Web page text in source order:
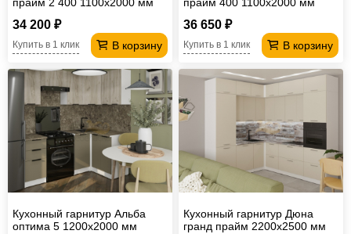
34 200 ₽
В корзину
Купить в 1 клик
36 650 ₽
В корзину
Купить в 1 клик
Кухонный гарнитур Альба
оптима 5 1200х2000 мм
Кухонный гарнитур Дюна
гранд прайм 2200х2500 мм